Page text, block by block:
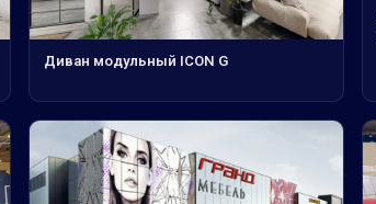
Диван модульный ICON G